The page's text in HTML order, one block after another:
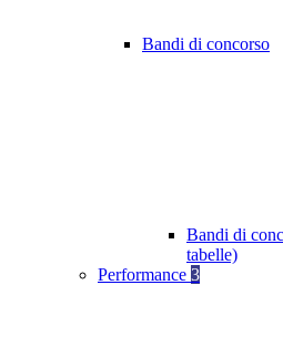
Bandi di concorso
Bandi di
tabelle)
Performance 3